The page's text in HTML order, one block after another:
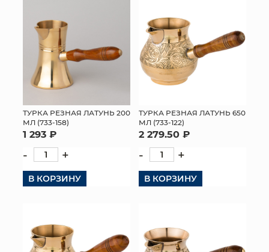
ТУРКА РЕЗНАЯ ЛАТУНЬ 200
МЛ (733-158)
1 293 ₽
- +
В КОРЗИНУ
ТУРКА РЕЗНАЯ ЛАТУНЬ 650
МЛ (733-122)
2 279.50 ₽
- +
В КОРЗИНУ